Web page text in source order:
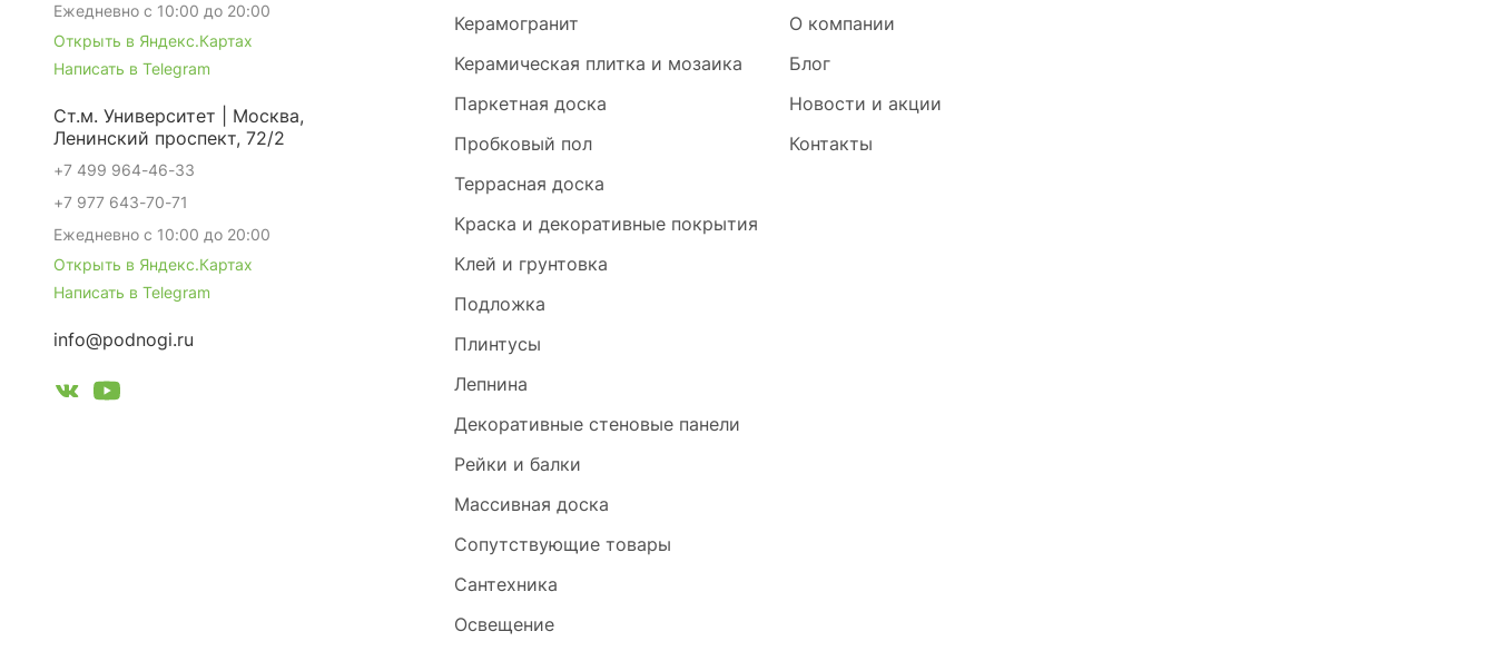
Керамогранит
Керамическая плитка и мозаика
Паркетная доска
Пробковый пол
Террасная доска
Краска и декоративные покрытия
Клей и грунтовка
Подложка
Плинтусы
Лепнина
Декоративные стеновые панели
Рейки и балки
Массивная доска
Сопутствующие товары
Сантехника
Освещение
О компании
Блог
Новости и акции
Контакты
Ежедневно с 10:00 до 20:00
Открыть в Яндекс.Картах
Написать в Telegram
Ст.м. Университет | Москва,
Ленинский проспект, 72/2
+7 499 964-46-33
+7 977 643-70-71
Ежедневно с 10:00 до 20:00
Открыть в Яндекс.Картах
Написать в Telegram
info@podnogi.ru